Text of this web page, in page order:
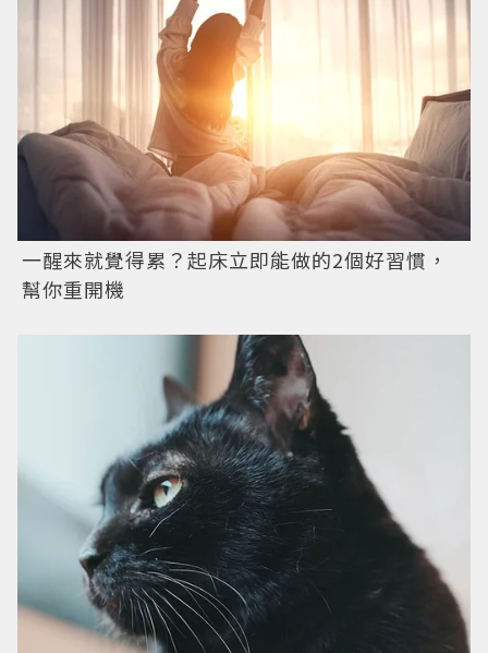
一醒來就覺得累？起床立即能做的2個好習慣，
幫你重開機